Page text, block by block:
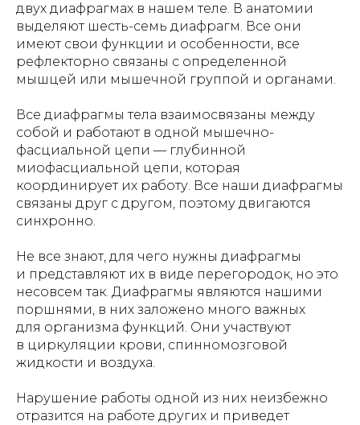
двух диафрагмах в нашем теле. В анатомии
выделяют шесть-семь диафрагм. Все они
имеют свои функции и особенности, все
рефлекторно связаны с определенной
мышцей или мышечной группой и органами.
Все диафрагмы тела взаимосвязаны между
собой и работают в одной мышечно-
фасциальной цепи — глубинной
миофасциальной цепи, которая
координирует их работу. Все наши диафрагмы
связаны друг с другом, поэтому двигаются
синхронно.
Не все знают, для чего нужны диафрагмы
и представляют их в виде перегородок, но это
несовсем так. Диафрагмы являются нашими
поршнями, в них заложено много важных
для организма функций. Они участвуют
в циркуляции крови, спинномозговой
жидкости и воздуха.
Нарушение работы одной из них неизбежно
отразится на работе других и приведет